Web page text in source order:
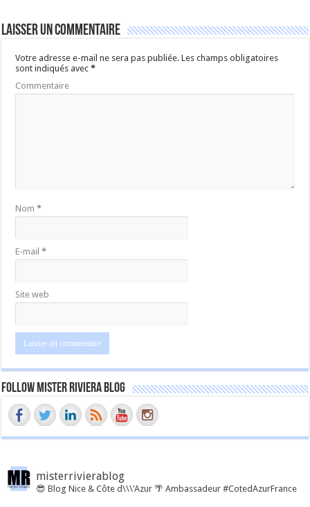
Laisser un commentaire
Votre adresse e-mail ne sera pas publiée. Les champs obligatoires
sont indiqués avec*
Commentaire
Nom*
E-mail*
Site web
Follow Mister Riviera Blog
misterrivierablog
😎 Blog Nice & Côte d\\\'Azur 🌴 Ambassadeur #CotedAzurFrance